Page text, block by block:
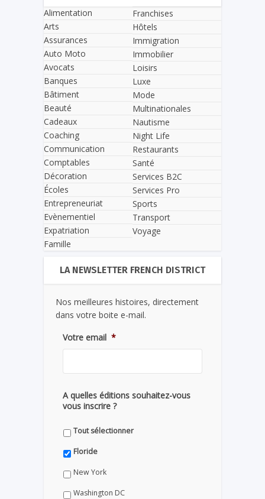
Alimentation
Arts
Assurances
Auto Moto
Avocats
Banques
Bâtiment
Beauté
Cadeaux
Coaching
Communication
Comptables
Décoration
Écoles
Entrepreneuriat
Evènementiel
Expatriation
Famille
Franchises
Hôtels
Immigration
Immobilier
Loisirs
Luxe
Mode
Multinationales
Nautisme
Night Life
Restaurants
Santé
Services B2C
Services Pro
Sports
Transport
Voyage
LA NEWSLETTER FRENCH DISTRICT
Nos meilleures histoires, directement
dans votre boite e-mail.
Votre email *
A quelles éditions souhaitez-vous
vous inscrire ?
Tout sélectionner
Floride
New York
Washington DC